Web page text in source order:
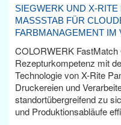
SIEGWERK UND X-
MASSSTAB FÜR
ARBMANAGEMENT IM
COLORWERK
Rezepturkompetenz mit
Technologie von X-Rite
Druckereien und
standortübergreifend zu
und Produktionsabläufe